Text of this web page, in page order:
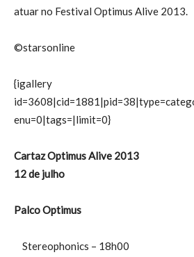
atuar no Festival Optimus Alive 2013.
©starsonline
{igallery
enu=0|tags=|limit=0}
Cartaz Optimus Alive 2013
12 de julho
Palco Optimus
Stereophonics – 18h00